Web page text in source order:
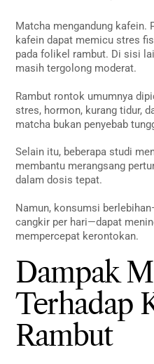
Matcha mengandung kafein.
kafein dapat memicu stres
pada folikel rambut. Di sisi
masih tergolong moderat.
Rambut rontok umumnya
stres, hormon, kurang tidur,
matcha bukan penyebab
Selain itu, beberapa studi
membantu merangsang
dalam dosis tepat.
Namun, konsumsi
cangkir per hari—dapat
mempercepat kerontokan.
Dampak
Terhadap
Rambut